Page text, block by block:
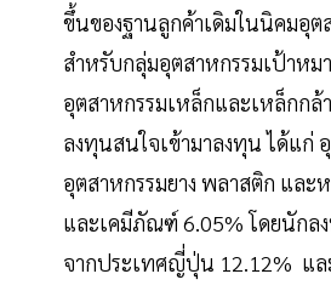
ขึ้นของฐานลูกค้าเดิมในนิคมอุต
สำหรับกลุ่มอุตสาหกรรมเป้าห
อุตสาหกรรมเหล็กและเหล็กก
ลงทุนสนใจเข้ามาลงทุน ได้แก่
อุตสาหกรรมยาง พลาสติก และ
และเคมีภัณฑ์ 6.05% โดยนักล
จากประเทศญี่ปุ่น 12.12% แล